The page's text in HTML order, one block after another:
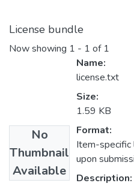
License bundle
Now showing 1 - 1 of 1
No
Thumbnail
Available
Name:
license.txt
Size:
1.59 KB
Format:
Item-specific
upon
Description: